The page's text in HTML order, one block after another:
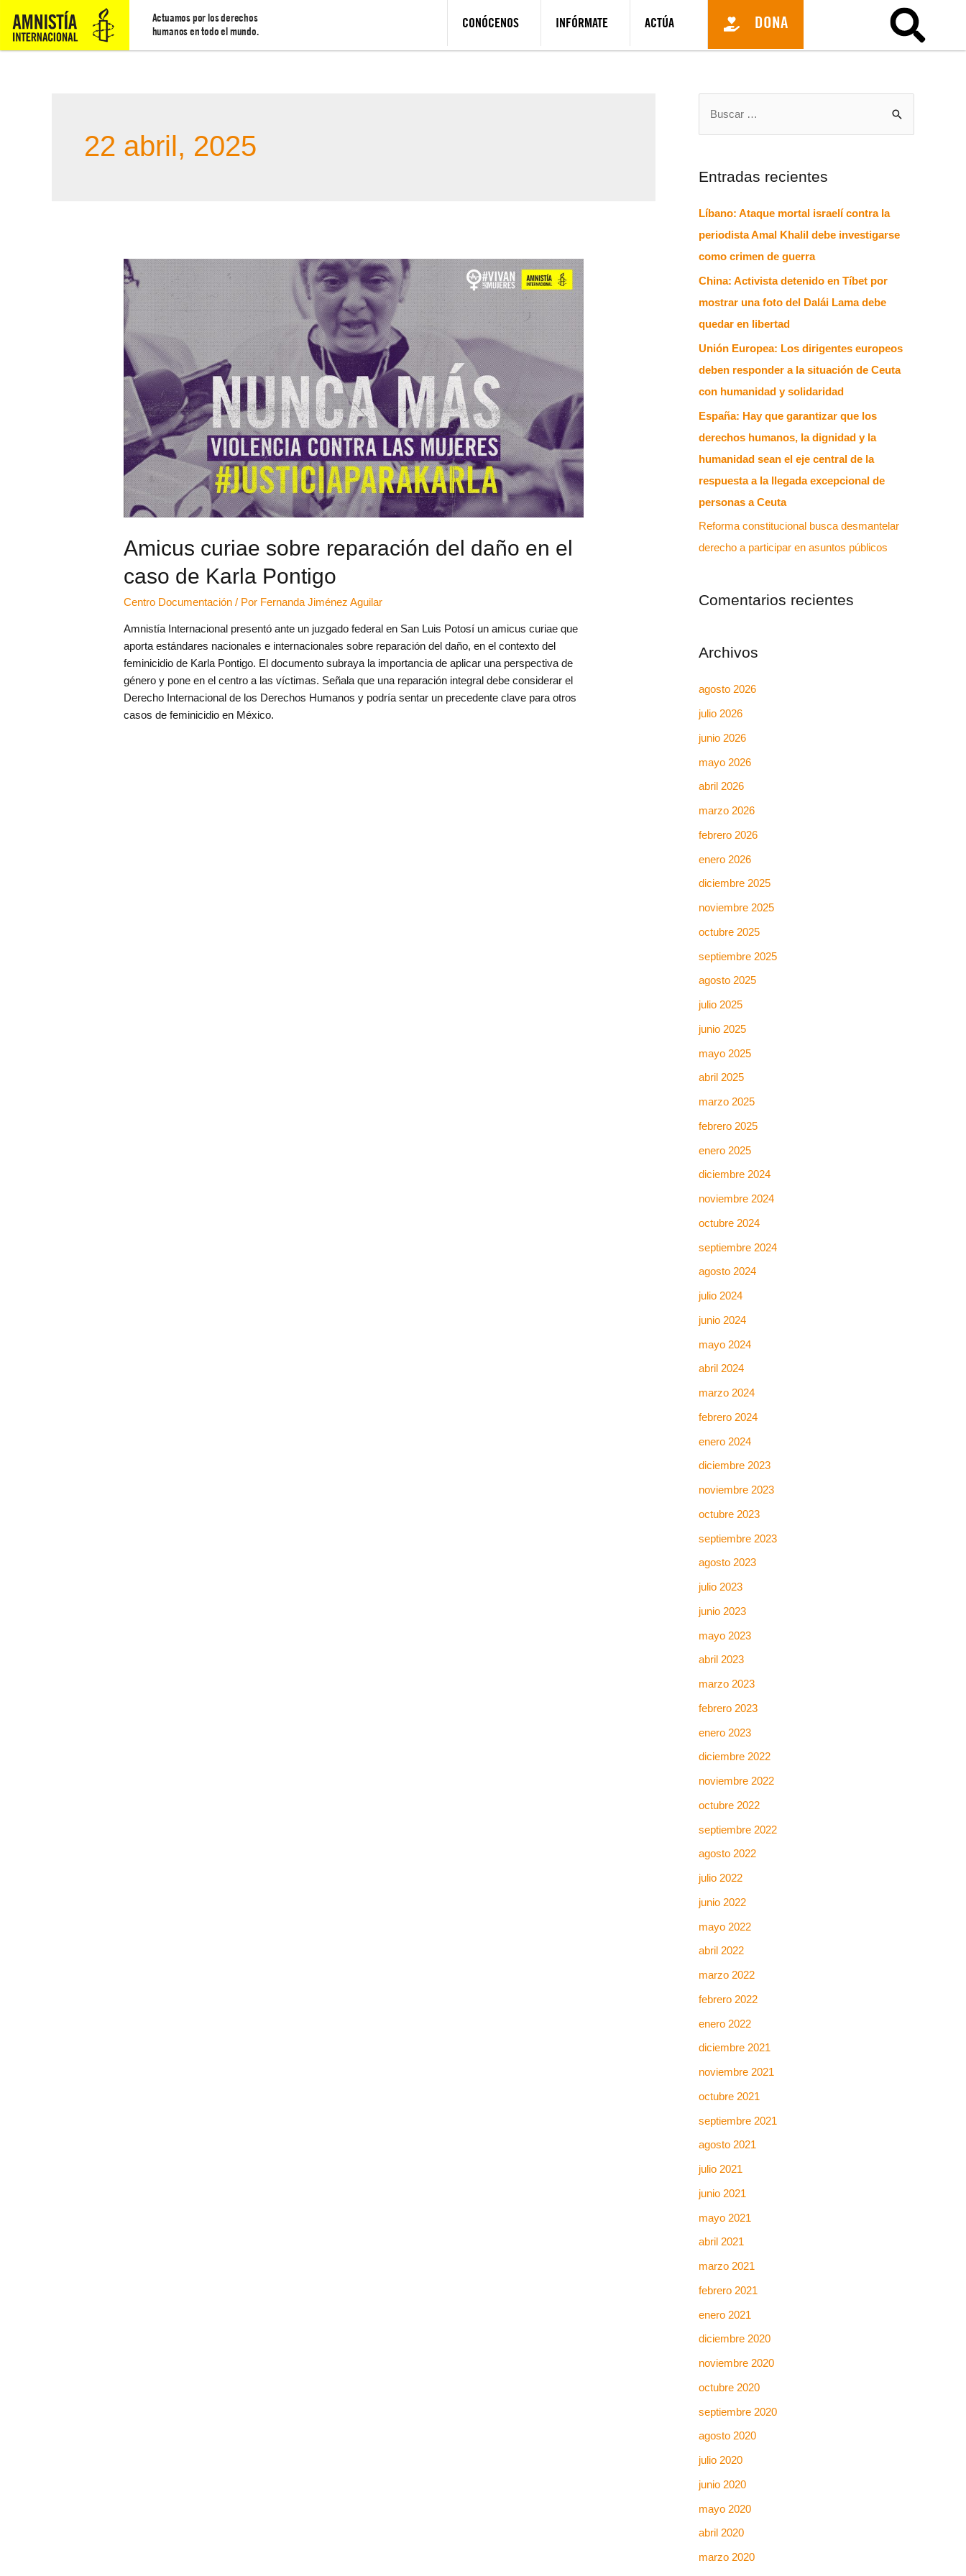
Actuamos por los derechos
humanos en todo el mundo.
CONÓCENOS INFÓRMATE ACTÚA DONA
22 abril, 2025
Amicus curiae sobre reparación del daño en el
caso de Karla Pontigo
Centro Documentación / Por Fernanda Jiménez Aguilar
Amnistía Internacional presentó ante un juzgado federal en San Luis Potosí un amicus curiae que
aporta estándares nacionales e internacionales sobre reparación del daño, en el contexto del
feminicidio de Karla Pontigo. El documento subraya la importancia de aplicar una perspectiva de
género y pone en el centro a las víctimas. Señala que una reparación integral debe considerar el
Derecho Internacional de los Derechos Humanos y podría sentar un precedente clave para otros
casos de feminicidio en México.
Entradas recientes
Líbano: Ataque mortal israelí contra la
periodista Amal Khalil debe investigarse
como crimen de guerra
China: Activista detenido en Tíbet por
mostrar una foto del Dalái Lama debe
quedar en libertad
Unión Europea: Los dirigentes europeos
deben responder a la situación de Ceuta
con humanidad y solidaridad
España: Hay que garantizar que los
derechos humanos, la dignidad y la
humanidad sean el eje central de la
respuesta a la llegada excepcional de
personas a Ceuta
Reforma constitucional busca desmantelar
derecho a participar en asuntos públicos
Comentarios recientes
Archivos
agosto 2026
julio 2026
junio 2026
mayo 2026
abril 2026
marzo 2026
febrero 2026
enero 2026
diciembre 2025
noviembre 2025
octubre 2025
septiembre 2025
agosto 2025
julio 2025
junio 2025
mayo 2025
abril 2025
marzo 2025
febrero 2025
enero 2025
diciembre 2024
noviembre 2024
octubre 2024
septiembre 2024
agosto 2024
julio 2024
junio 2024
mayo 2024
abril 2024
marzo 2024
febrero 2024
enero 2024
diciembre 2023
noviembre 2023
octubre 2023
septiembre 2023
agosto 2023
julio 2023
junio 2023
mayo 2023
abril 2023
marzo 2023
febrero 2023
enero 2023
diciembre 2022
noviembre 2022
octubre 2022
septiembre 2022
agosto 2022
julio 2022
junio 2022
mayo 2022
abril 2022
marzo 2022
febrero 2022
enero 2022
diciembre 2021
noviembre 2021
octubre 2021
septiembre 2021
agosto 2021
julio 2021
junio 2021
mayo 2021
abril 2021
marzo 2021
febrero 2021
enero 2021
diciembre 2020
noviembre 2020
octubre 2020
septiembre 2020
agosto 2020
julio 2020
junio 2020
mayo 2020
abril 2020
marzo 2020